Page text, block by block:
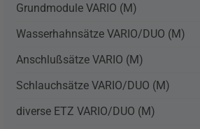
Grundmodule VARIO (M)
Wasserhahnsätze VARIO/DUO (M)
Anschlußsätze VARIO (M)
Schlauchsätze VARIO/DUO (M)
diverse ETZ VARIO/DUO (M)